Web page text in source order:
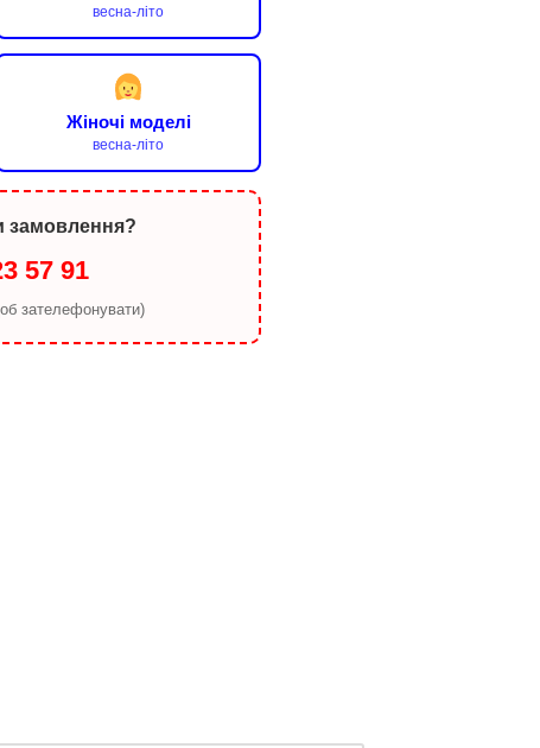
весна-літо
Жіночі моделі
весна-літо
замовлення?
57 91
зателефонувати)